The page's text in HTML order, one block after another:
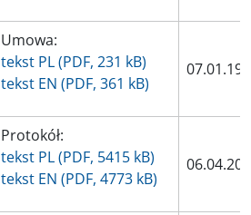
Umowa:
tekst PL (PDF, 231 kB)
tekst EN (PDF, 361 kB)
Protokół:
tekst PL (PDF, 5415 kB)
tekst EN (PDF, 4773 kB)